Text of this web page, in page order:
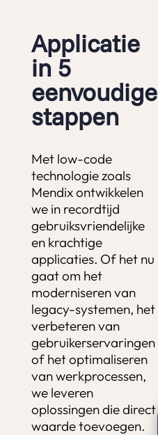
Applicatie
in 5
eenvoudige
stappen
Met low-code
technologie zoals
Mendix ontwikkelen
we in recordtijd
gebruiksvriendelijke
en krachtige
applicaties. Of het nu
gaat om het
moderniseren van
legacy-systemen, het
verbeteren van
gebruikerservaringen
of het optimaliseren
van werkprocessen,
we leveren
oplossingen die direct
waarde toevoegen.